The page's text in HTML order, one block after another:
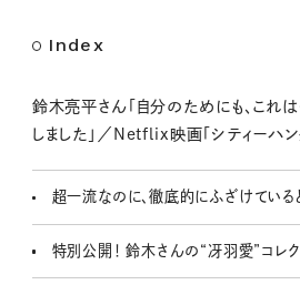
Index
鈴木亮平さん「自分のためにも、これ
しました」／Netflix映画「シティーハン
超一流なのに、徹底的にふざけている
特別公開！ 鈴木さんの“冴羽愛”コレク